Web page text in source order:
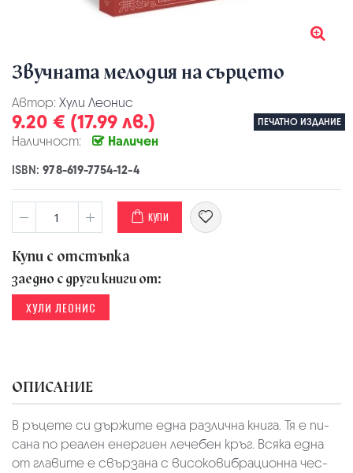
Звучната мелодия на сърцето
Автор: Хули Леонис
9.20 € (17.99 лв.) ПЕЧАТНО ИЗДАНИЕ
Наличност: Наличен
ISBN:978-619-7754-12-4
КУПИ
Купи с отстъпка
заедно с други книги от:
ХУЛИ ЛЕОНИС
ОПИСАНИЕ
В ръцете си държите една различна книга. Тя е пи­
сана по реален енергиен лечебен кръг. Всяка една
от главите е свързана с високовибрационна чес­